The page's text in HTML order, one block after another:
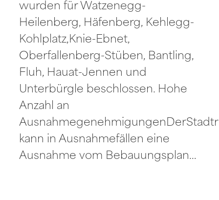
wurden für Watzenegg-
Heilenberg, Häfenberg, Kehlegg-
Kohlplatz,Knie-Ebnet,
Oberfallenberg-Stüben, Bantling,
Fluh, Hauat-Jennen und
Unterbürgle beschlossen. Hohe
Anzahl an
kann in Ausnahmefällen eine
Ausnahme vom Bebauungsplan…